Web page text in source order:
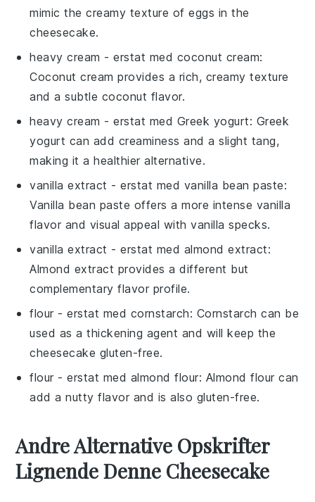
mimic the creamy texture of eggs in the
cheesecake.
heavy cream - erstat med coconut cream:
Coconut cream provides a rich, creamy texture
and a subtle coconut flavor.
heavy cream - erstat med Greek yogurt: Greek
yogurt can add creaminess and a slight tang,
making it a healthier alternative.
vanilla extract - erstat med vanilla bean paste:
Vanilla bean paste offers a more intense vanilla
flavor and visual appeal with vanilla specks.
vanilla extract - erstat med almond extract:
Almond extract provides a different but
complementary flavor profile.
flour - erstat med cornstarch: Cornstarch can be
used as a thickening agent and will keep the
cheesecake gluten-free.
flour - erstat med almond flour: Almond flour can
add a nutty flavor and is also gluten-free.
Andre Alternative Opskrifter
Lignende Denne Cheesecake